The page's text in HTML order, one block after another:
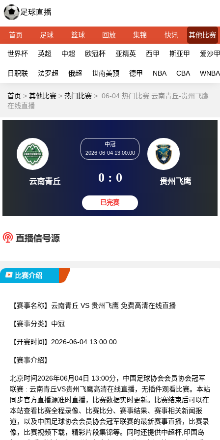
首页 足球 篮球 回放 集锦 快讯 其他比赛
世界杯 英超 中超 欧冠杯 亚精英 西甲 斯亚甲 爱沙甲
日职联 法罗超 俄超 世南美预 德甲 NBA CBA WNBA
首页 > 其他比赛 > 热门比赛 > 06-04 热门比赛 云南青丘-贵州飞鹰
在线直播
2026-06-04 13:00:00
0 : 0
比赛介绍
【赛事名称】 云南青丘 VS 贵州飞鹰 免费高清在线直播
【赛事分类】 中冠
【开赛时间】 2026-06-04 13:00:00
【赛事介绍】
北京时间2026年06月04日 13:00分，中国足球协会会员协会冠军
联赛 : 云南青丘VS贵州飞鹰高清在线直播，无插件观看比赛。本站
同步官方直播源准时直播，比赛数据实时更新。比赛结束后可以在
本站查看比赛全程录像、比赛比分、赛事结果、赛事相关新闻报
道，以及中国足球协会会员协会冠军联赛的最新赛事直播，比赛录
像，比赛视频下载，精彩片段集锦等。同时还提供中超杯,印国岛